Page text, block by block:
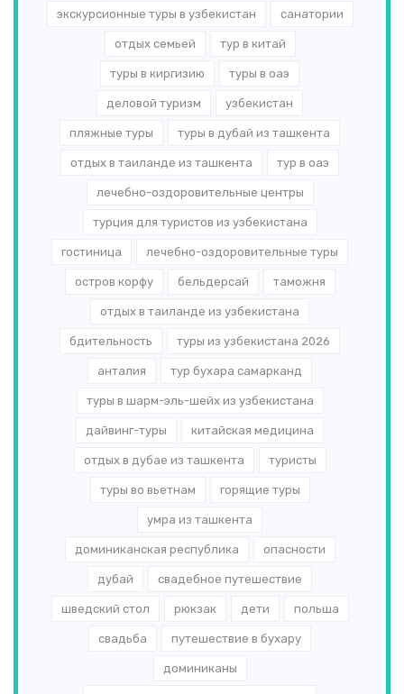
экскурсионные туры в узбекистан санатории
отдых семьей тур в китай
туры в киргизию туры в оаэ
деловой туризм узбекистан
пляжные туры туры в дубай из ташкента
отдых в таиланде из ташкента тур в оаэ
лечебно-оздоровительные центры
турция для туристов из узбекистана
гостиница лечебно-оздоровительные туры
остров корфу бельдерсай таможня
отдых в таиланде из узбекистана
бдительность туры из узбекистана 2026
анталия тур бухара самарканд
туры в шарм-эль-шейх из узбекистана
дайвинг-туры китайская медицина
отдых в дубае из ташкента туристы
туры во вьетнам горящие туры
умра из ташкента
доминиканская республика опасности
дубай свадебное путешествие
шведский стол рюкзак дети польша
свадьба путешествие в бухару
доминиканы